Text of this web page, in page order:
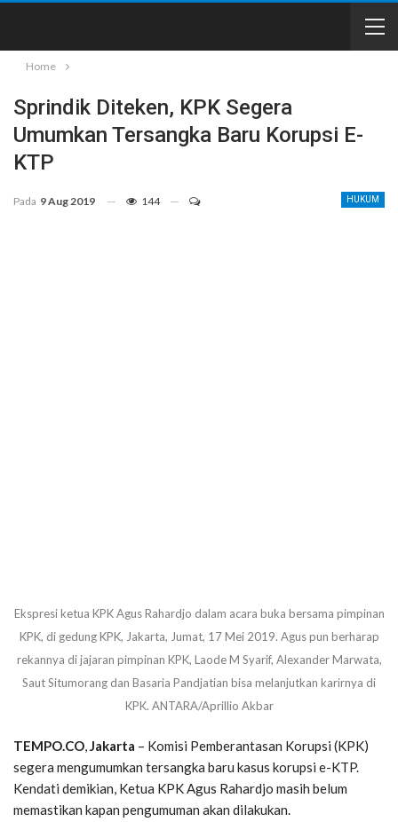
Home
Sprindik Diteken, KPK Segera
Umumkan Tersangka Baru Korupsi E-
KTP
HUKUM
Pada 9 Aug 2019 144
Ekspresi ketua KPK Agus Rahardjo dalam acara buka bersama pimpinan
KPK, di gedung KPK, Jakarta, Jumat, 17 Mei 2019. Agus pun berharap
rekannya di jajaran pimpinan KPK, Laode M Syarif, Alexander Marwata,
Saut Situmorang dan Basaria Pandjatian bisa melanjutkan karirnya di
KPK. ANTARA/Aprillio Akbar
TEMPO.CO,Jakarta – Komisi Pemberantasan Korupsi (KPK)
segera mengumumkan tersangka baru kasus korupsi e-KTP.
Kendati demikian, Ketua KPK Agus Rahardjo masih belum
memastikan kapan pengumuman akan dilakukan.